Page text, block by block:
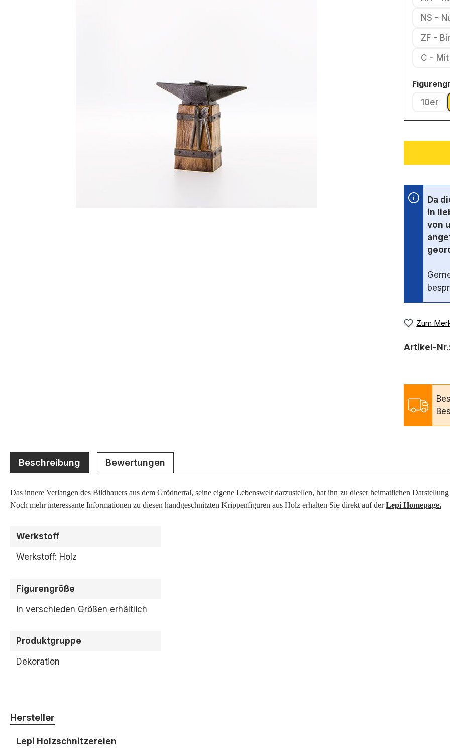
NS -
ZF -
C -
10er
Da
in
von
Zum
Artikel-
Beschreibung Bewertungen
Das innere Verlangen des Bildhauers aus dem Grödnertal, seine eigene Lebenswelt darzustellen, hat ihn zu dieser heimatlichen
Noch mehr interessante Informationen zu diesen handgeschnitzten Krippenfiguren aus Holz erhalten Sie direkt auf derLepi Homepage.
Werkstoff
Werkstoff: Holz
Figurengröße
in verschieden Größen erhältlich
Produktgruppe
Dekoration
Hersteller
Lepi Holzschnitzereien